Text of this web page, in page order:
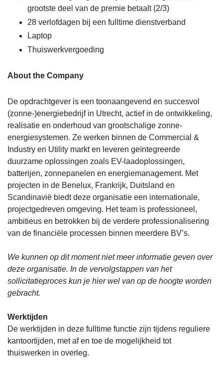
grootste deel van de premie betaalt (2/3)
28 verlofdagen bij een fulltime dienstverband
Laptop
Thuiswerkvergoeding
About the Company
De opdrachtgever is een toonaangevend en succesvol
(zonne-)energiebedrijf in Utrecht, actief in de ontwikkeling,
realisatie en onderhoud van grootschalige zonne-
energiesystemen. Ze werken binnen de Commercial &
Industry en Utility markt en leveren geïntegreerde
duurzame oplossingen zoals EV-laadoplossingen,
batterijen, zonnepanelen en energiemanagement. Met
projecten in de Benelux, Frankrijk, Duitsland en
Scandinavië biedt deze organisatie een internationale,
projectgedreven omgeving. Het team is professioneel,
ambitieus en betrokken bij de verdere professionalisering
van de financiële processen binnen meerdere BV’s.
We kunnen op dit moment niet meer informatie geven over
deze organisatie. In de vervolgstappen van het
sollicitatieproces kun je hier wel van op de hoogte worden
gebracht.
Werktijden
De werktijden in deze fulltime functie zijn tijdens reguliere
kantoortijden, met af en toe de mogelijkheid tot
thuiswerken in overleg.